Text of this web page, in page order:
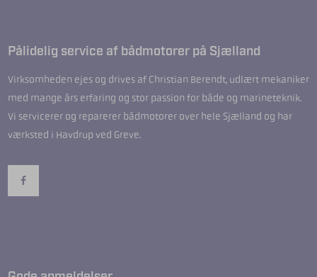
Pålidelig service af bådmotorer på Sjælland
Virksomheden ejes og drives af Christian Berendt, udlært mekaniker
med mange års erfaring og stor passion for både og marineteknik.
Vi servicerer og reparerer bådmotorer over hele Sjælland og har
værksted i Havdrup ved Greve.